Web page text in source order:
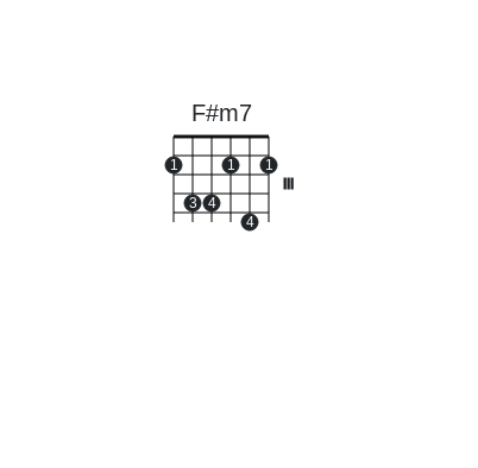
F#m7
1
3 4
1
4
1